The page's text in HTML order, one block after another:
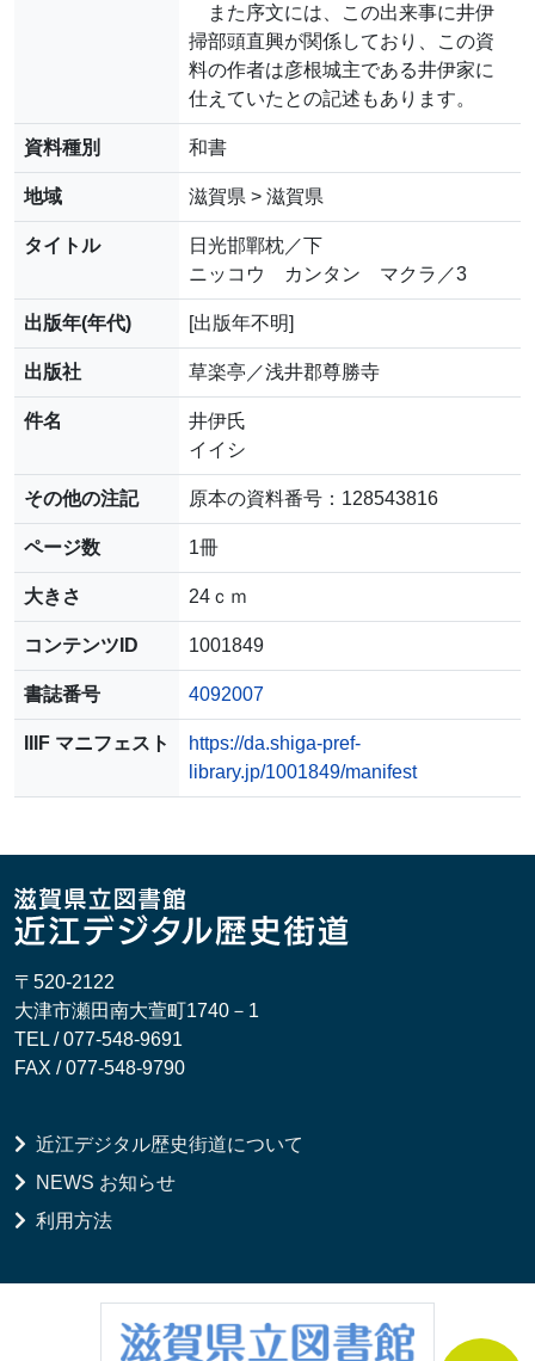
また序文には、この出来事に井伊
掃部頭直興が関係しており、この資
料の作者は彦根城主である井伊家に
仕えていたとの記述もあります。
資料種別 和書
地域 滋賀県 > 滋賀県
タイトル
日光邯鄲枕／下
ニッコウ カンタン マクラ／3
出版年(年代) [出版年不明]
出版社 草楽亭／浅井郡尊勝寺
件名
井伊氏
イイシ
その他の注記 原本の資料番号：128543816
ページ数 1冊
大きさ 24ｃｍ
コンテンツID 1001849
書誌番号 4092007
IIIF マニフェスト
https://da.shiga-pref-
library.jp/1001849/manifest
〒520-2122
大津市瀬田南大萱町1740－1
TEL / 077-548-9691
FAX / 077-548-9790
近江デジタル歴史街道について
NEWS お知らせ
利用方法